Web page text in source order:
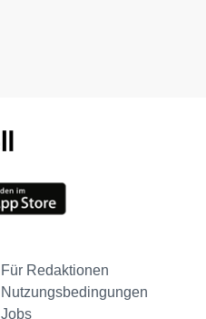
Für Redaktionen
Nutzungsbedingungen
Jobs